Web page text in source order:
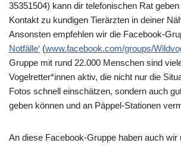
35351504) kann dir telefonischen Rat
Kontakt zu kundigen Tierärzten in deiner
Ansonsten empfehlen wir die Facebook-
Notfälle‘ (www.facebook.com/groups/
Gruppe mit rund 22.000 Menschen sind
Vogelretter*innen aktiv, die nicht nur die
Fotos schnell einschätzen, sondern auch
geben können und an Päppel-Stationen
An diese Facebook-Gruppe haben auch wir